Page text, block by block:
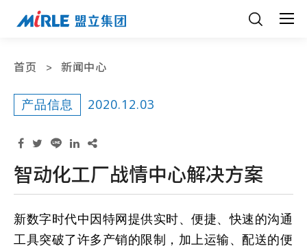
首页 新闻中心
产品信息 2020.12.03
智动化工厂战情中心解决方案
新数字时代中因特网提供实时、便捷、快速的沟通
工具突破了许多产销的限制，加上运输、配送的便